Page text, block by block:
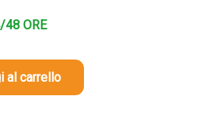
48 ORE
al carrello